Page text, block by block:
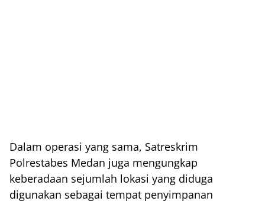
Dalam operasi yang sama, Satreskrim
Polrestabes Medan juga mengungkap
keberadaan sejumlah lokasi yang diduga
digunakan sebagai tempat penyimpanan